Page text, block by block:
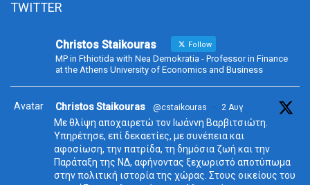
TWITTER
Christos Staikouras Follow
MP in Fthiotida with Nea Demokratia - Professor in Finance
at the Athens University of Economics and Business
Avatar Christos Staikouras @cstaikouras · 2 Αυγ
Με θλίψη αποχαιρετώ τον Ιωάννη Βαρβιτσιώτη.
Υπηρέτησε, επί δεκαετίες, με συνέπεια και
αφοσίωση, την πατρίδα, τη δημόσια ζωή και την
Παράταξη της ΝΔ, αφήνοντας ξεχωριστό αποτύπωμα
στην πολιτική ιστορία της χώρας. Στους οικείους του